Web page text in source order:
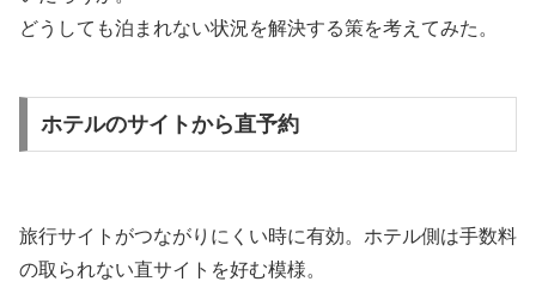
どうしても泊まれない状況を解決する策を考えてみた。
ホテルのサイトから直予約
旅行サイトがつながりにくい時に有効。ホテル側は手数料
の取られない直サイトを好む模様。